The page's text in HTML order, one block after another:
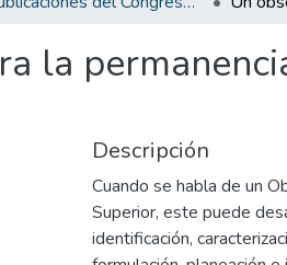
la
Descripción
Cuando se habla de un
Superior, este puede
identificación,